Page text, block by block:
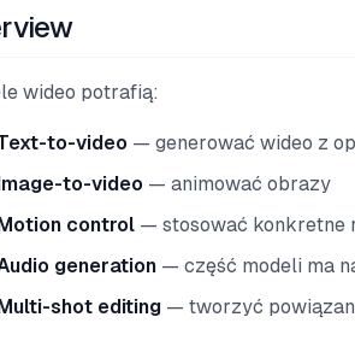
wideo potrafią:
to-video — generować wideo z
to-video — animować obrazy
control — stosować konkretne
generation — część modeli ma
shot editing — tworzyć